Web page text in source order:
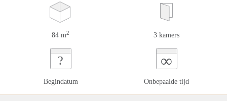
84 m2 3 kamers
?
Begindatum
∞
Onbepaalde tijd